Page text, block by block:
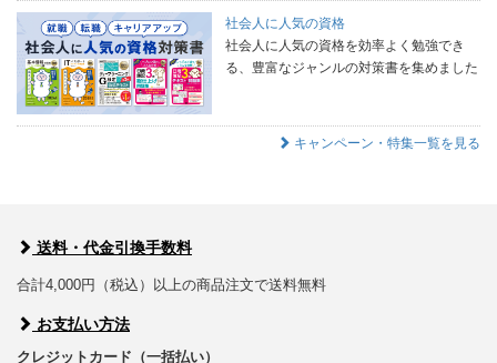
社会人に人気の資格
社会人に人気の資格を効率よく勉強でき
る、豊富なジャンルの対策書を集めました
キャンペーン・特集一覧を見る
送料・代金引換手数料
合計4,000円（税込）以上の商品注文で送料無料
お支払い方法
クレジットカード（一括払い）